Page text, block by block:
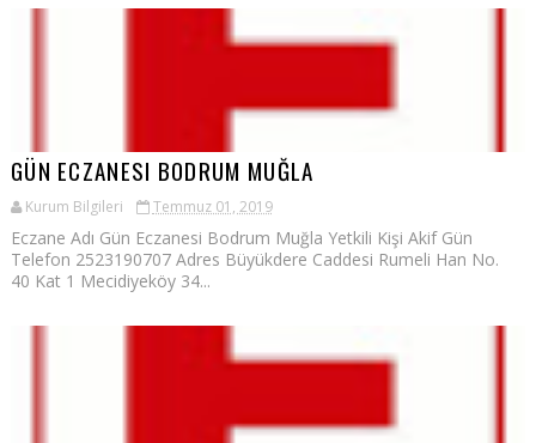
GÜN ECZANESI BODRUM MUĞLA
Kurum Bilgileri Temmuz 01, 2019
Eczane Adı Gün Eczanesi Bodrum Muğla Yetkili Kişi Akif Gün
Telefon 2523190707 Adres Büyükdere Caddesi Rumeli Han No.
40 Kat 1 Mecidiyeköy 34...